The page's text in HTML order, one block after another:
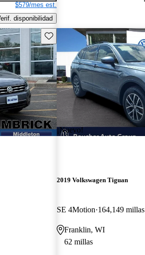
$579/mes est.
disponibilidad
Guarda este Aviso
¡Nuevo!
2019 Volkswagen Tiguan
SE 4Motion 164,149 millas
Franklin, WI
62 millas